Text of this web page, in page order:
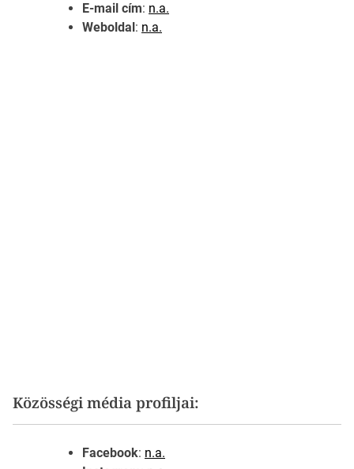
E-mail cím: n.a.
Weboldal : n.a.
Közösségi média profiljai:
Facebook: n.a.